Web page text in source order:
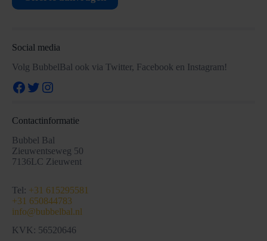
Social media
Volg BubbelBal ook via Twitter, Facebook en Instagram!
Facebook
Twitter
Instagram
Contactinformatie
Bubbel Bal
Zieuwentseweg 50
7136LC Zieuwent
Tel: +31 615295581
+31 650844783
info@bubbelbal.nl
KVK: 56520646